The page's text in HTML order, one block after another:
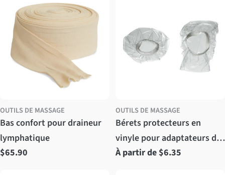
OUTILS DE MASSAGE
Bas confort pour draineur
lymphatique
Prix
$65.90
OUTILS DE MASSAGE
Bérets protecteurs en
vinyle pour adaptateurs de
vibromasseur
Prix
À partir de $6.35